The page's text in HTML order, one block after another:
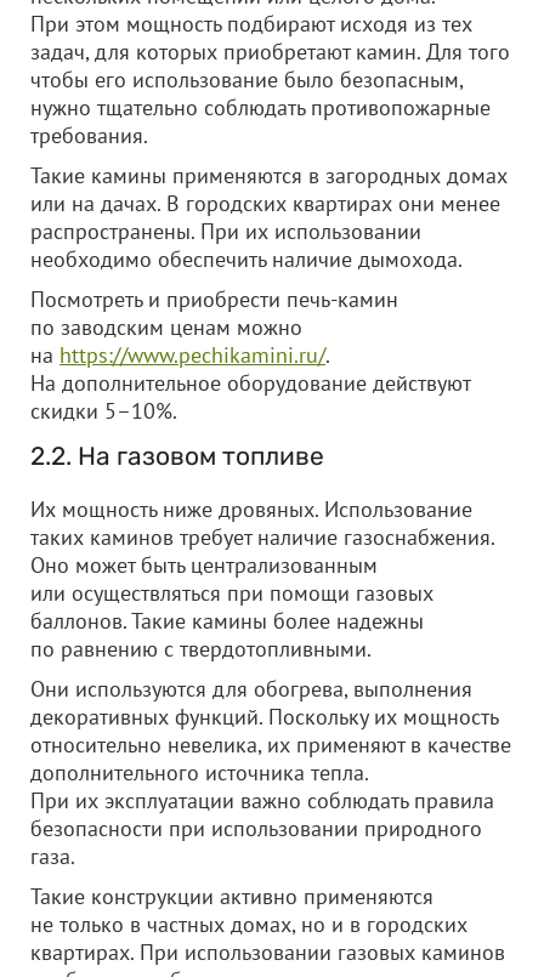
При этом мощность подбирают исходя из тех
задач, для которых приобретают камин. Для того
чтобы его использование было безопасным,
нужно тщательно соблюдать противопожарные
требования.
Такие камины применяются в загородных домах
или на дачах. В городских квартирах они менее
распространены. При их использовании
необходимо обеспечить наличие дымохода.
Посмотреть и приобрести печь-камин
по заводским ценам можно
на https://www.pechikamini.ru/.
На дополнительное оборудование действуют
скидки 5–10%.
2.2. На газовом топливе
Их мощность ниже дровяных. Использование
таких каминов требует наличие газоснабжения.
Оно может быть централизованным
или осуществляться при помощи газовых
баллонов. Такие камины более надежны
по равнению с твердотопливными.
Они используются для обогрева, выполнения
декоративных функций. Поскольку их мощность
относительно невелика, их применяют в качестве
дополнительного источника тепла.
При их эксплуатации важно соблюдать правила
безопасности при использовании природного
газа.
Такие конструкции активно применяются
не только в частных домах, но и в городских
квартирах. При использовании газовых каминов